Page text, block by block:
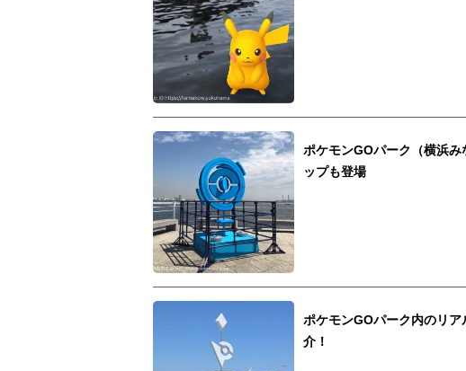
ポケモンGOパーク（横浜
ップも登場
ポケモンGOパーク内のリ
介！